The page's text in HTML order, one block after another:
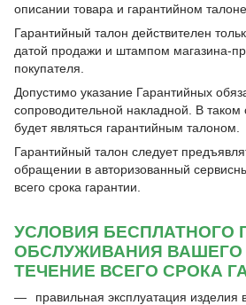
описании товара и гарантийном талоне.
Гарантийный талон действителен
датой продажи и штампом магазина-
покупателя.
Допустимо указание Гарантийных
сопроводительной накладной. В
будет являться гарантийным талоном.
Гарантийный талон следует
обращении в авторизованный
всего срока гарантии.
УСЛОВИЯ БЕСПЛАТНОГО
ОБСЛУЖИВАНИЯ ВАШЕГО
ТЕЧЕНИЕ ВСЕГО СРОКА
правильная эксплуатация изделия